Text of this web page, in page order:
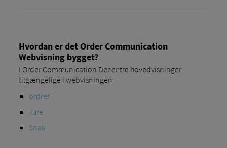
Hvordan er det Order Communication
Webvisning bygget?
I Order Communication Der er tre hovedvisninger
tilgængelige i webvisningen:
ordrer
Ture
Snak